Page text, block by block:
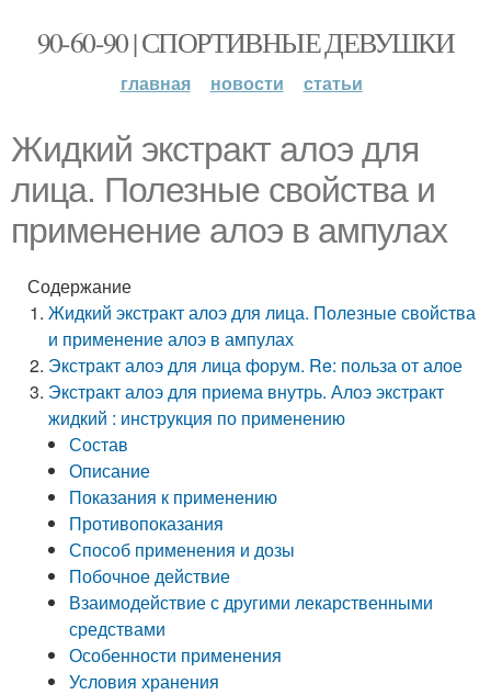
90-60-90 | СПОРТИВНЫЕ ДЕВУШКИ
главная новости статьи
Жидкий экстракт алоэ для
лица. Полезные свойства и
применение алоэ в ампулах
Содержание
Жидкий экстракт алоэ для лица. Полезные свойства
и применение алоэ в ампулах
Экстракт алоэ для лица форум. Re: польза от алое
Экстракт алоэ для приема внутрь. Алоэ экстракт
жидкий : инструкция по применению
Состав
Описание
Показания к применению
Противопоказания
Способ применения и дозы
Побочное действие
Взаимодействие с другими лекарственными
средствами
Особенности применения
Условия хранения